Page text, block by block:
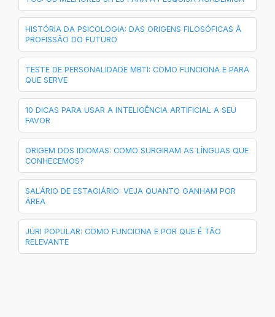
HISTÓRIA DA PSICOLOGIA: DAS ORIGENS FILOSÓFICAS À
PROFISSÃO DO FUTURO
TESTE DE PERSONALIDADE MBTI: COMO FUNCIONA E PARA
QUE SERVE
10 DICAS PARA USAR A INTELIGÊNCIA ARTIFICIAL A SEU
FAVOR
ORIGEM DOS IDIOMAS: COMO SURGIRAM AS LÍNGUAS QUE
CONHECEMOS?
SALÁRIO DE ESTAGIÁRIO: VEJA QUANTO GANHAM POR
ÁREA
JÚRI POPULAR: COMO FUNCIONA E POR QUE É TÃO
RELEVANTE